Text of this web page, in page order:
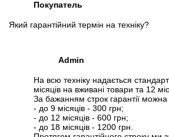
Покупатель
Який гарантійний термін на техніку?
Admin
На всю техніку надається
місяців на вживані товари та 12
За бажанням строк гарантії
- до 9 місяців - 300 грн;
- до 12 місяців - 600 грн;
- до 18 місяців - 1200 грн.